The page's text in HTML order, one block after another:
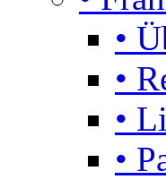
•
•
•
•